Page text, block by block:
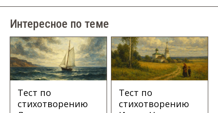
Интересное по теме
Тест по
стихотворению
Тест по
стихотворению